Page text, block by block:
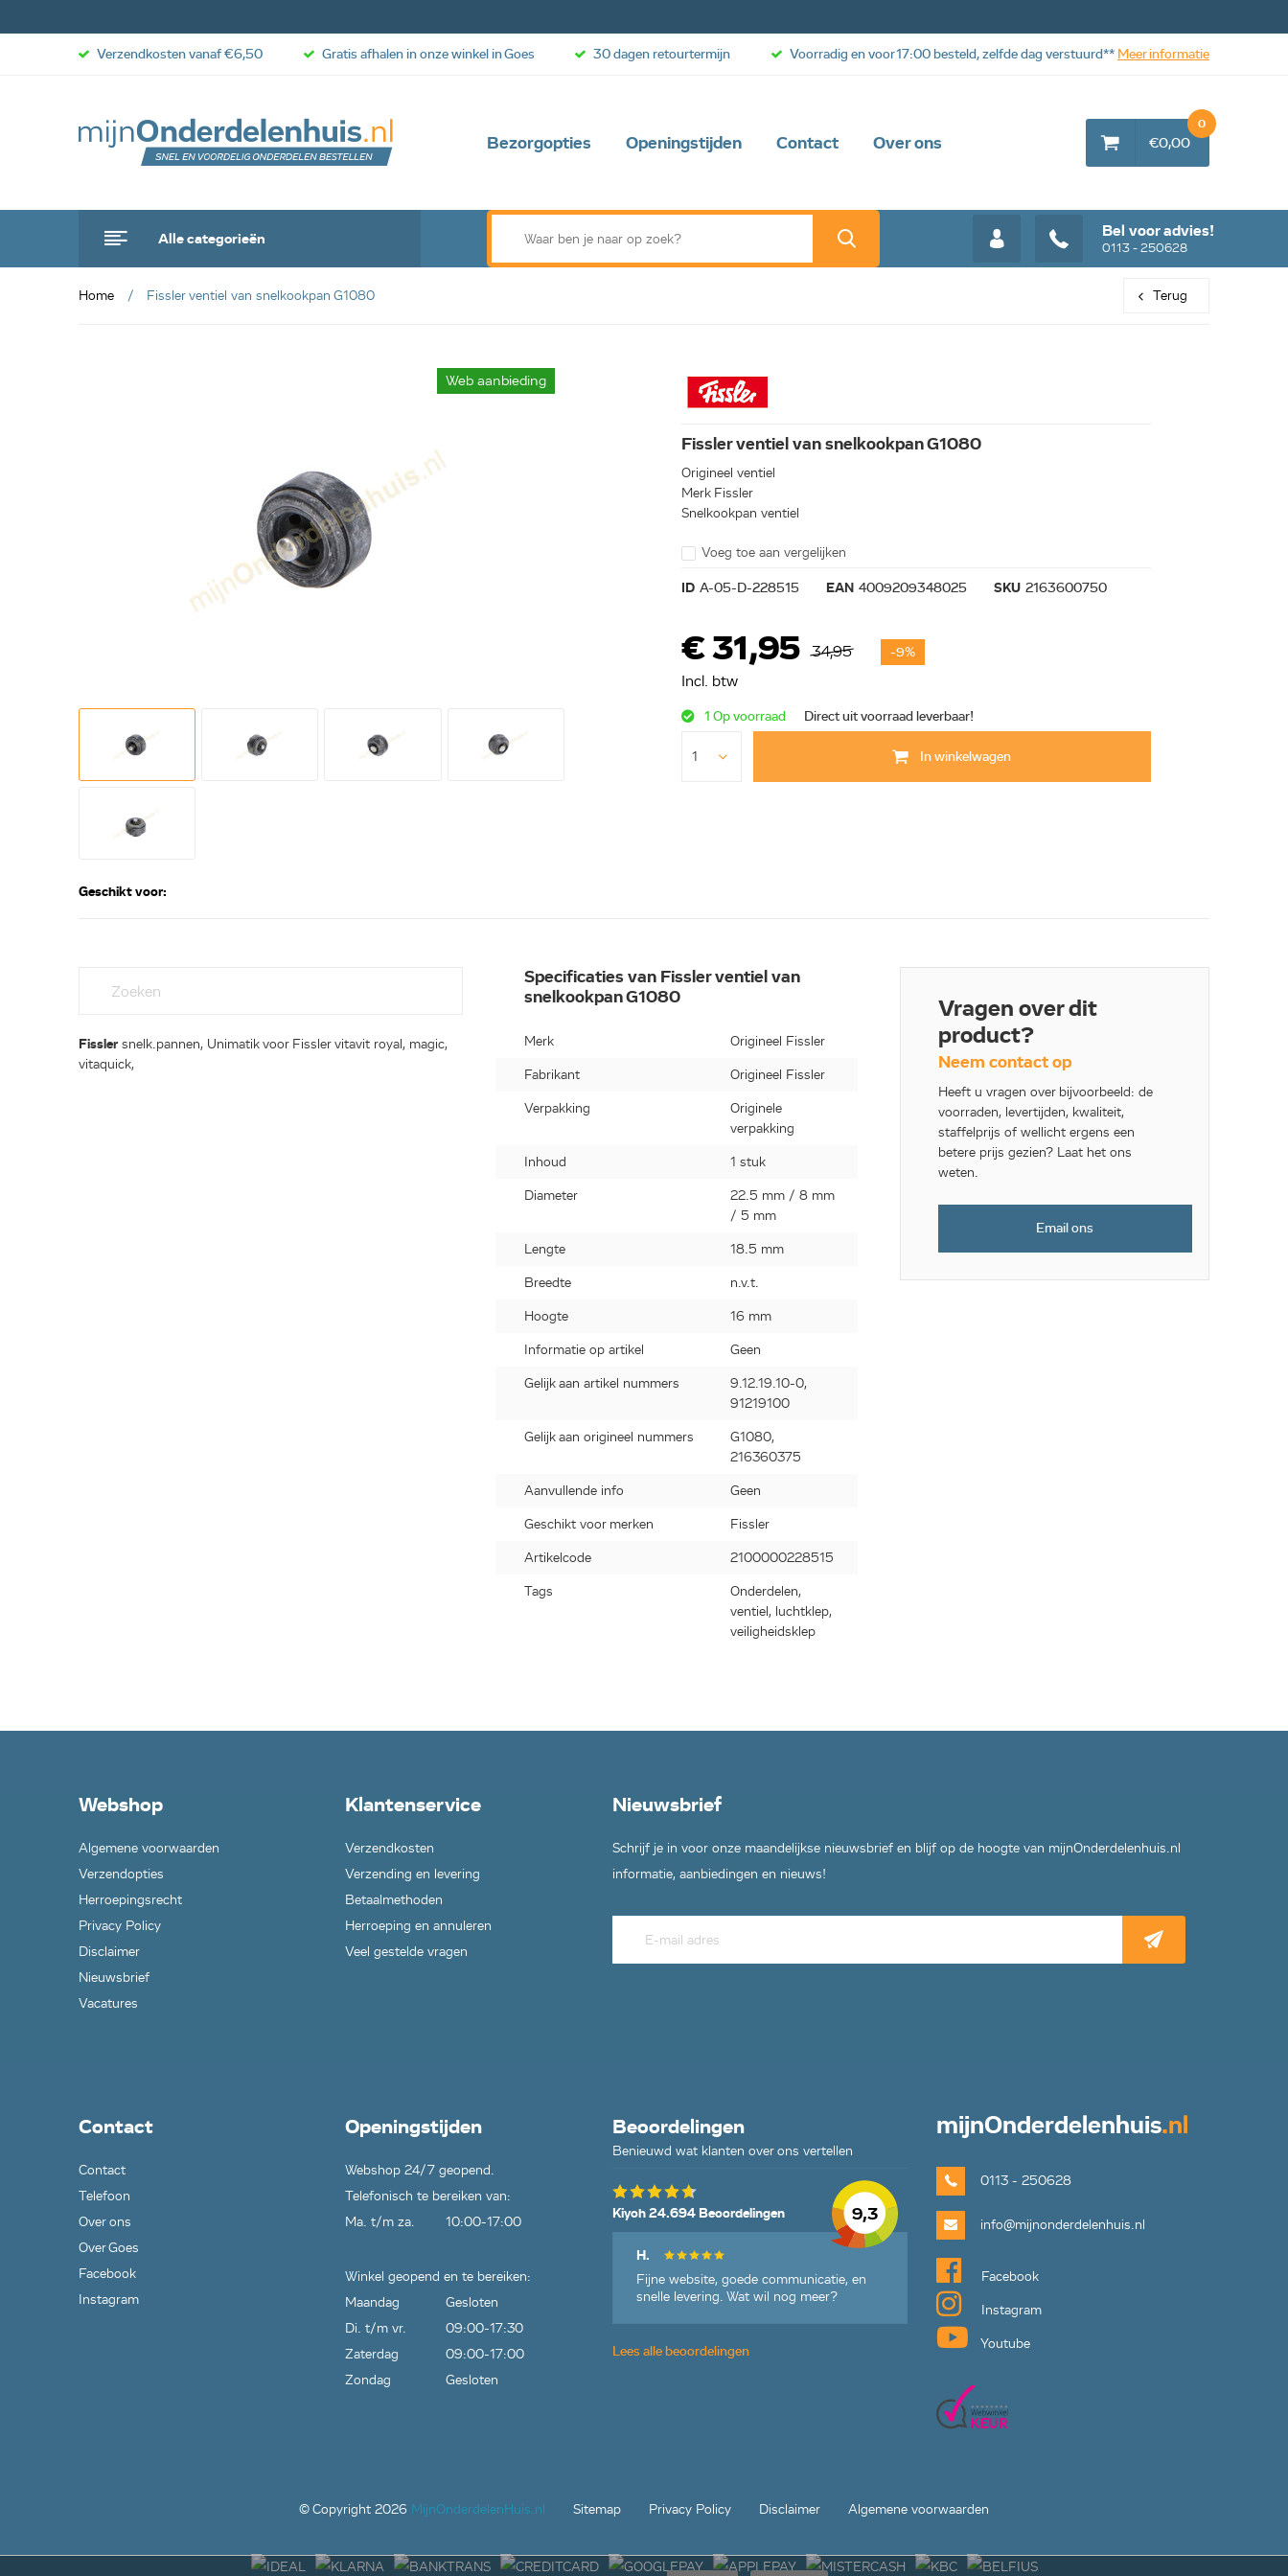
Bezorgopties Openingstijden Contact Over ons
Alle categorieën Bel voor advies!
0113 - 250628
€0,00
0
Verzendkosten vanaf €6,50 Gratis afhalen in onze winkel in Goes 30 dagen retourtermijn Voorradig en voor 17:00 besteld, zelfde dag verstuurd** Meer informatie
Home Fissler ventiel van snelkookpan G1080 Terug
Web aanbieding
Fissler ventiel van snelkookpan G1080
Origineel ventiel
Merk Fissler
Snelkookpan ventiel
Voeg toe aan vergelijken
ID A-05-D-228515 EAN 4009209348025 SKU 2163600750
€ 31,95 34,95 -9%
Incl. btw
1 Op voorraad Direct uit voorraad leverbaar!
In winkelwagen
Geschikt voor:
Fisslersnelk.pannen, Unimatik voor Fissler vitavit royal, magic,
vitaquick,
Specificaties van Fissler ventiel van
snelkookpan G1080
Merk Origineel Fissler
Fabrikant Origineel Fissler
Verpakking
Originele
verpakking
Inhoud 1 stuk
Diameter
22.5 mm / 8 mm
/ 5 mm
Lengte 18.5 mm
Breedte n.v.t.
Hoogte 16 mm
Informatie op artikel Geen
Gelijk aan artikel nummers
9.12.19.10-0,
91219100
Gelijk aan origineel nummers
G1080,
216360375
Aanvullende info Geen
Geschikt voor merken Fissler
Artikelcode 2100000228515
Tags
Onderdelen,
ventiel, luchtklep,
veiligheidsklep
Vragen over dit
product?
Neem contact op
Heeft u vragen over bijvoorbeeld: de
voorraden, levertijden, kwaliteit,
staffelprijs of wellicht ergens een
betere prijs gezien? Laat het ons
weten.
Email ons
Webshop
Algemene voorwaarden
Verzendopties
Herroepingsrecht
Privacy Policy
Disclaimer
Nieuwsbrief
Vacatures
Klantenservice
Verzendkosten
Verzending en levering
Betaalmethoden
Herroeping en annuleren
Veel gestelde vragen
Nieuwsbrief
Schrijf je in voor onze maandelijkse nieuwsbrief en blijf op de hoogte van mijnOnderdelenhuis.nl
informatie, aanbiedingen en nieuws!
Contact
Contact
Telefoon
Over ons
Over Goes
Facebook
Instagram
Openingstijden
Webshop 24/7 geopend.
Telefonisch te bereiken van:
Ma. t/m za.
10:00-17:00
Winkel geopend en te bereiken:
Maandag
Gesloten
Di. t/m vr.
09:00-17:30
Zaterdag
09:00-17:00
Zondag
Gesloten
Beoordelingen
Benieuwd wat klanten over ons vertellen
9,3
Kiyoh 24.694 Beoordelingen
H.
Fijne website, goede communicatie, en
snelle levering. Wat wil nog meer?
Lees alle beoordelingen
mijnOnderdelenhuis.nl
0113 - 250628
info@mijnonderdelenhuis.nl
Facebook
Instagram
Youtube
© Copyright 2026 MijnOnderdelenHuis.nl Sitemap Privacy Policy Disclaimer Algemene voorwaarden